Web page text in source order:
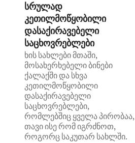
სრულად
კეთილმოწყობილი
დასაქირავებელი
საცხოვრებლები
ხის სახლები მთაში,
მოსახერხებელი ბინები
ქალაქში და სხვა
კეთილმოწყობილი
დასაქირავებელი
საცხოვრებლები,
რომლებშიც ყველა პირობაა,
თავი ისე რომ იგრძნოთ,
როგორც საკუთარ სახლში.